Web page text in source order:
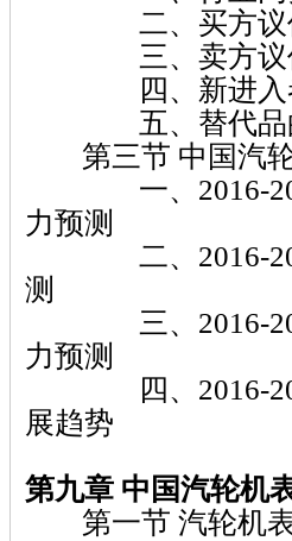
二、买方议
三、卖方议
四、新进入
五、替代品
第三节 中国汽轮
一、2016-2020
力预测
二、2016-2020
测
三、2016-2020
力预测
四、2016-2020
展趋势
第九章 中国汽轮机
第一节 汽轮机表